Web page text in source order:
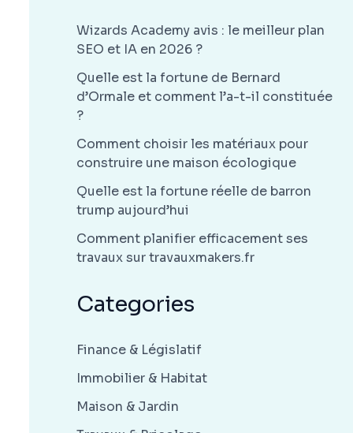
Wizards Academy avis : le meilleur plan
SEO et IA en 2026 ?
Quelle est la fortune de Bernard
d’Ormale et comment l’a-t-il constituée
?
Comment choisir les matériaux pour
construire une maison écologique
Quelle est la fortune réelle de barron
trump aujourd’hui
Comment planifier efficacement ses
travaux sur travauxmakers.fr
Categories
Finance & Législatif
Immobilier & Habitat
Maison & Jardin